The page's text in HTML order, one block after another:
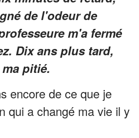
de l'odeur de
m'a fermé
Dix ans plus tard,
pitié.
encore de ce que je
qui a changé ma vie il y